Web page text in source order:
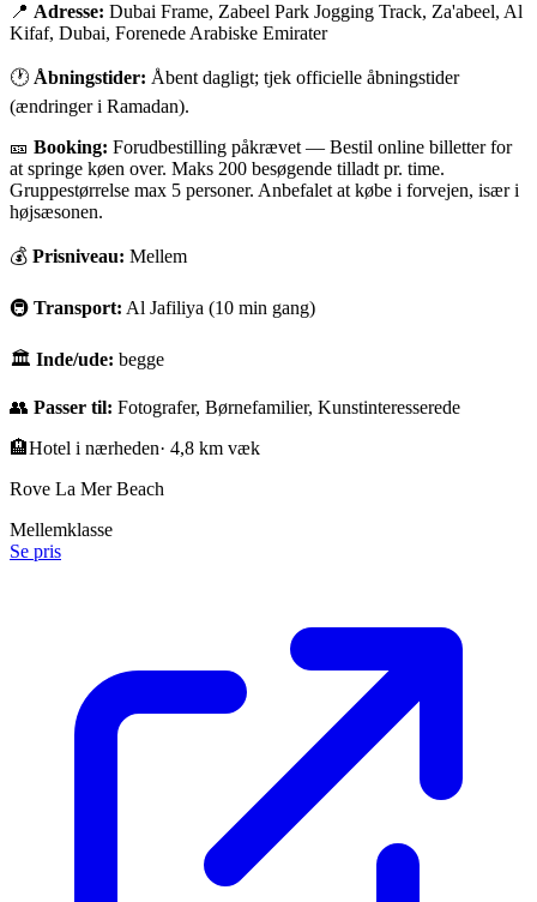
📍 Adresse: Dubai Frame, Zabeel Park Jogging Track, Za'abeel, Al
Kifaf, Dubai, Forenede Arabiske Emirater
🕐 Åbningstider: Åbent dagligt; tjek officielle åbningstider
(ændringer i Ramadan).
🎫 Booking: Forudbestilling påkrævet — Bestil online billetter for
at springe køen over. Maks 200 besøgende tilladt pr. time.
Gruppestørrelse max 5 personer. Anbefalet at købe i forvejen, især i
højsæsonen.
💰 Prisniveau: Mellem
🚇 Transport: Al Jafiliya (10 min gang)
🏛 Inde/ude: begge
👥 Passer til: Fotografer, Børnefamilier, Kunstinteresserede
🏨Hotel i nærheden· 4,8 km væk
Rove La Mer Beach
Mellemklasse
Se pris